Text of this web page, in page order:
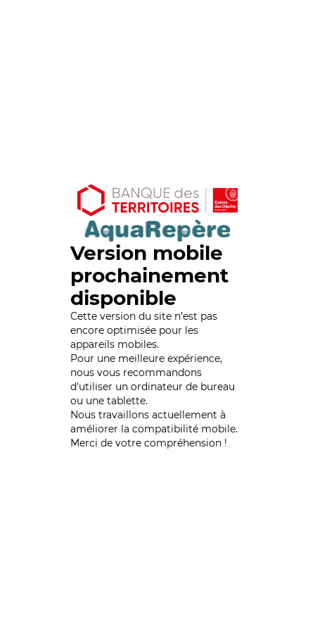
Version mobile
prochainement
disponible
Cette version du site n’est pas
encore optimisée pour les
appareils mobiles.
Pour une meilleure expérience,
nous vous recommandons
d'utiliser un ordinateur de bureau
ou une tablette.
Nous travaillons actuellement à
améliorer la compatibilité mobile.
Merci de votre compréhension !